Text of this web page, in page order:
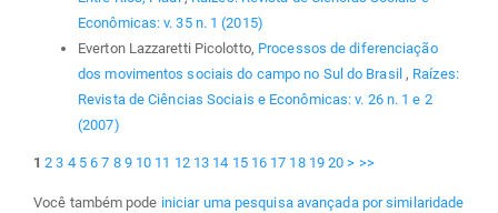
Econômicas: v. 35 n. 1 (2015)
Everton Lazzaretti Picolotto, Processos de diferenciação
dos movimentos sociais do campo no Sul do Brasil , Raízes:
Revista de Ciências Sociais e Econômicas: v. 26 n. 1 e 2
(2007)
1 2 3 4 5 6 7 8 9 10 11 12 13 14 15 16 17 18 19 20 > >>
Você também pode iniciar uma pesquisa avançada por similaridade